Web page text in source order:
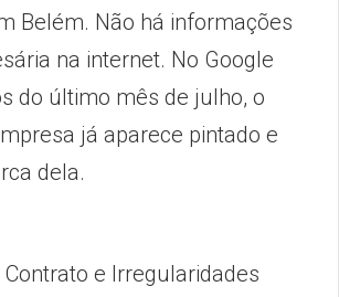
Belém. Não há informações
na internet. No Google
do último mês de julho, o
já aparece pintado e
dela.
e Irregularidades